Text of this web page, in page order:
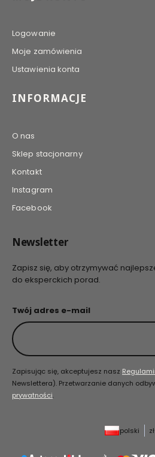
Logowanie
Moje zamówienia
Ustawienia konta
INFORMACJE
O nas
Sklep stacjonarny
Kontakt
Instagram
Facebook
Newsletter
Zapisz się, aby otrzymywać
do eksperckich porad.
Twój adres e-mail
Zapisując się, akceptujesz nasz
Newslettera). Przetwarzanie danych
prywatności.
polski zł